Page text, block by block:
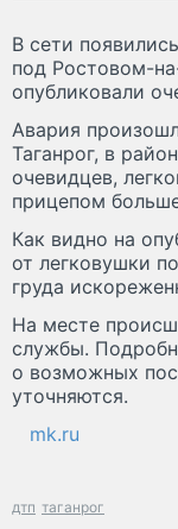
В сети
под Ростовом-
опубликовали
Авария
Таганрог, в
очевидцев,
прицепом
Как видно на
от легковушки
груда
На месте
службы.
о возможных
уточняются.
mk.ru
дтп таганрог